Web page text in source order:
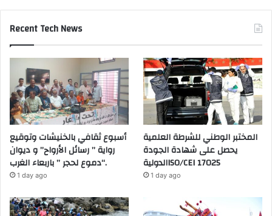
Recent Tech News
أسبوع ثقافي بالخنيشات وتوقيع
رواية ” رسائل الأرواح” و ديوان
“دموع لحجر ” باربعاء الغرب.
1 day ago
المختبر الوطني للشرطة العلمية
يحصل على شهادة الجودة
الدوليةISO/CEI 17025
1 day ago